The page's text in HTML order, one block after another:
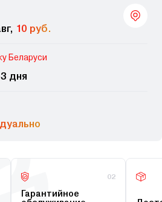
10 руб.
Беларуси
дня
02
Гарантийное